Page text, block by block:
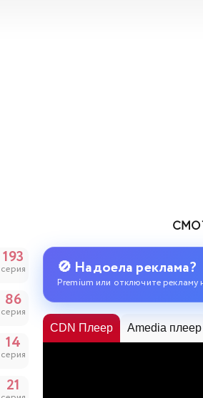
🚫 Надоела реклама?
Premium или отключите рекламу
CDN Плеер Amedia плеер
городе
193
серия
86
серия
дней
14
серия
21